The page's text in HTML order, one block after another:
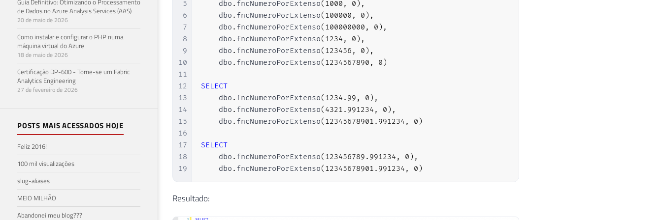
de Dados no Azure Analysis Services (AAS)
20 de maio de 2026
Como instalar e configurar o PHP numa
máquina virtual do Azure
18 de maio de 2026
Certificação DP-600 - Torne-se um Fabric
Analytics Engineering
27 de fevereiro de 2026
POSTS MAIS ACESSADOS HOJE
Feliz 2016!
100 mil visualizações
slug-aliases
MEIO MILHÃO
Abandonei meu blog???
71
72
73
74
75
76
77
78
79
80
81
82
83
84
87
'Dezesseis' , 16 ) ,
'Dezessete' , 17 ) ,
'Dezoito' , 18 18 ) ,
'Dezenove' 19 ) ,
'Vinte' 20 , ) ,
'Trinta e' 39 ) ,
'Quarenta' 40 ) ,
'Quarenta e' , 49 ) ,
'Sessenta' 60 ) ,
'Sessenta e' , 69 ) ,
5
6
7
8
9
10
11
12
13
14
15
16
17
18
19
    dbo
. fncNumeroPorExtenso( 1000 , 0 ) ,
    dbo
. fncNumeroPorExtenso( 100000 , 0 ) ,
    dbo
. fncNumeroPorExtenso( 100000000 , 0 ) ,
    dbo
. fncNumeroPorExtenso( 1234 , 0 ) ,
    dbo
. fncNumeroPorExtenso( 123456 , 0 ) ,
    dbo
. fncNumeroPorExtenso( 1234567890 , 0 )
SELECT
    dbo
. fncNumeroPorExtenso( 1234.99 , 0 ) ,
    dbo
. fncNumeroPorExtenso( 4321.991234 , 0 ) ,
    dbo
. fncNumeroPorExtenso( 12345678901.991234 , 0 )
SELECT
    dbo
. fncNumeroPorExtenso( 123456789.991234 , 0 ) ,
    dbo
. fncNumeroPorExtenso( 12345678901.991234 , 0 )
Resultado: